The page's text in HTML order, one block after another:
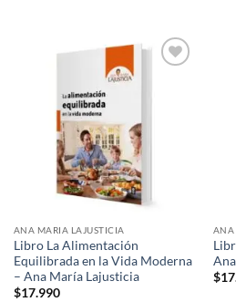
ANA MARIA LAJUSTICIA
Libro La Alimentación
Equilibrada en la Vida Moderna
– Ana María Lajusticia
$17.990
ANA
$